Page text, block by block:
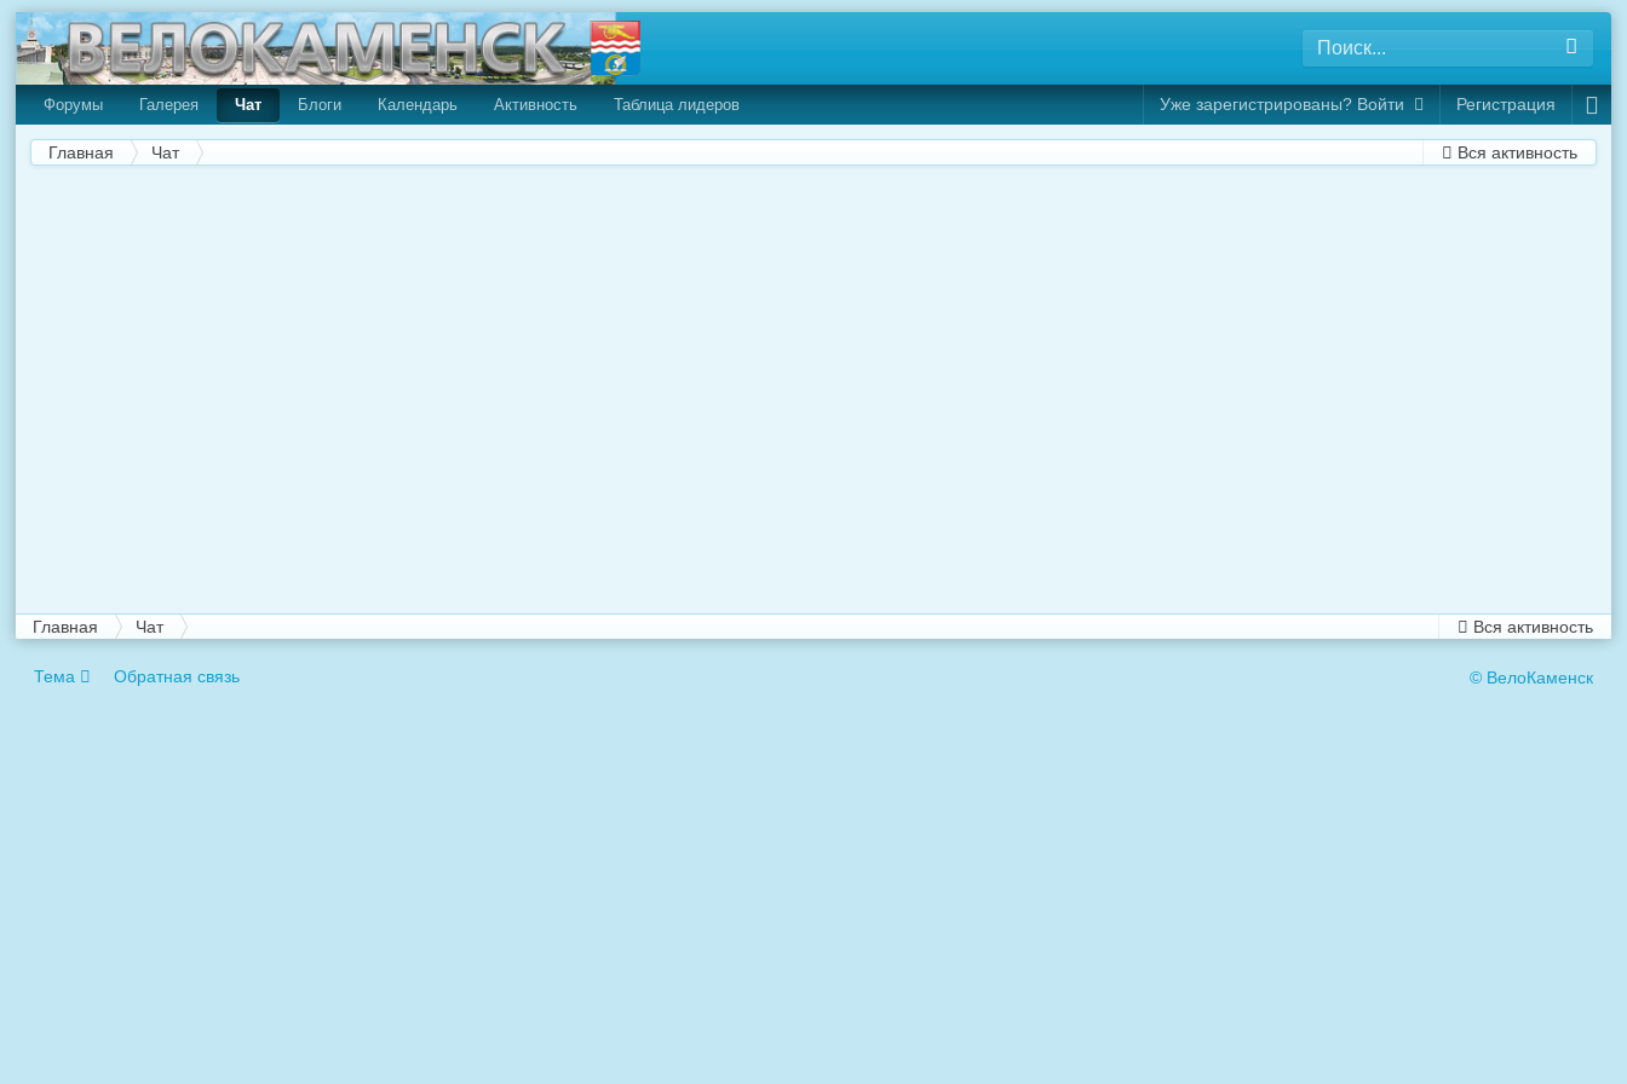
Форумы Галерея Чат Блоги Календарь Активность Таблица лидеров Уже зарегистрированы? Войти Регистрация
Вся активность
Главная Чат
Вся активность
Главная Чат
Тема Обратная связь © ВелоКаменск